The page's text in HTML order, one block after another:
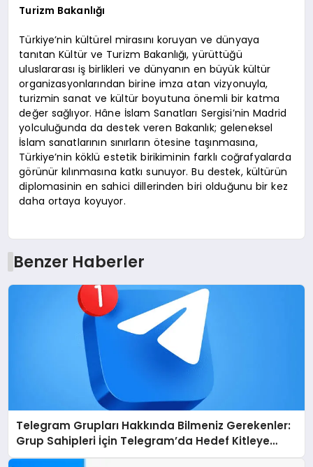
Turizm Bakanlığı
Türkiye’nin kültürel mirasını koruyan ve dünyaya
tanıtan Kültür ve Turizm Bakanlığı, yürüttüğü
uluslararası iş birlikleri ve dünyanın en büyük kültür
organizasyonlarından birine imza atan vizyonuyla,
turizmin sanat ve kültür boyutuna önemli bir katma
değer sağlıyor. Hâne İslam Sanatları Sergisi’nin Madrid
yolculuğunda da destek veren Bakanlık; geleneksel
İslam sanatlarının sınırların ötesine taşınmasına,
Türkiye’nin köklü estetik birikiminin farklı coğrafyalarda
görünür kılınmasına katkı sunuyor. Bu destek, kültürün
diplomasinin en sahici dillerinden biri olduğunu bir kez
daha ortaya koyuyor.
Benzer Haberler
Telegram Grupları Hakkında Bilmeniz Gerekenler:
Grup Sahipleri İçin Telegram’da Hedef Kitleye
Ulaşma